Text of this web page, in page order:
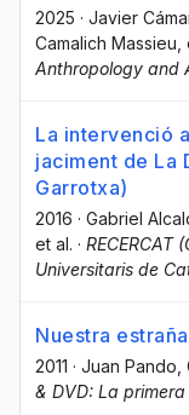
2025 · Javier
Camalich Massieu
Anthropology and
La intervenció
jaciment de La
Garrotxa)
2016 · Gabriel
et al. · RECERCAT
Universitaris de
Nuestra
2011 · Juan Pando
& DVD: La